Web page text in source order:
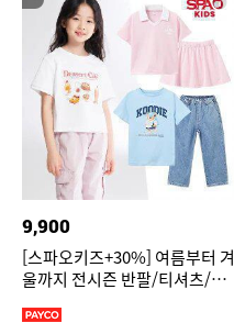
9,900
[스파오키즈+30%] 여름부터 겨
울까지 전시즌 반팔/티셔츠/셋